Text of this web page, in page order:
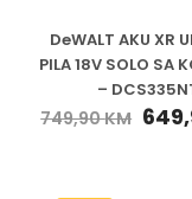
DeWALT AKU XR
PILA 18V SOLO SA
–
749,90KM